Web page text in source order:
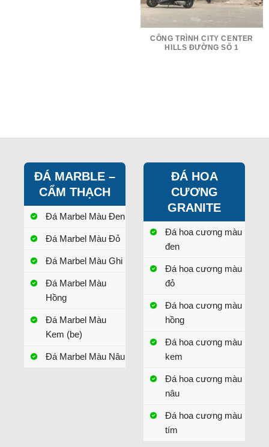
CÔNG TRÌNH CITY CENTER
HILLS ĐƯỜNG SỐ 1
ĐÁ MARBLE –
CẨM THẠCH
Đá Marbel Màu Đen
Đá Marbel Màu Đỏ
Đá Marbel Màu Ghi
Đá Marbel Màu
Hồng
Đá Marbel Màu
Kem (be)
Đá Marbel Màu Nâu
ĐÁ HOA
CƯƠNG
GRANITE
Đá hoa cương màu
đen
Đá hoa cương màu
đỏ
Đá hoa cương màu
hồng
Đá hoa cương màu
kem
Đá hoa cương màu
nâu
Đá hoa cương màu
tím